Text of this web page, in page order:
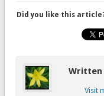
Did you like this
Written
Visit